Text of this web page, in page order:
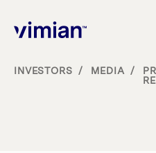
INVESTORS / MEDIA /